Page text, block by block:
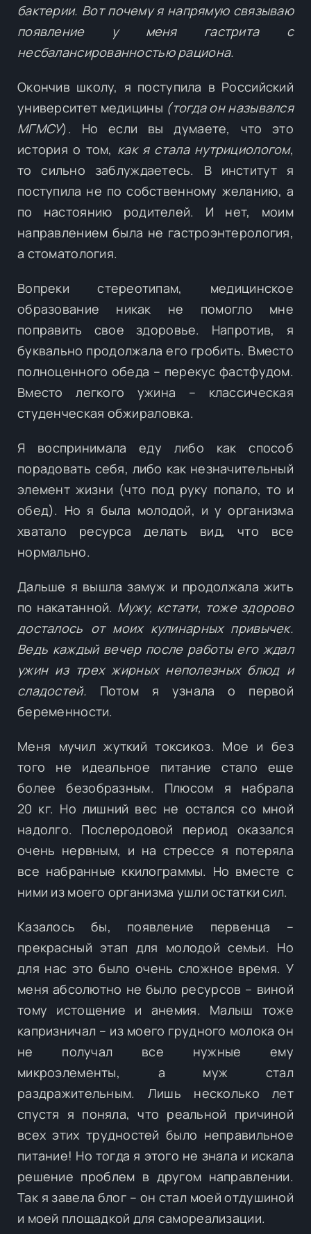
бактерии. Вот почему я напрямую связываю
появление у меня гастрита с
несбалансированностью рациона.
Окончив школу, я поступила в Российский
университет медицины (тогда он назывался
МГМСУ). Но если вы думаете, что это
история о том, как я стала нутрициологом,
то сильно заблуждаетесь. В институт я
поступила не по собственному желанию, а
по настоянию родителей. И нет, моим
направлением была не гастроэнтерология,
а стоматология.
Вопреки стереотипам, медицинское
образование никак не помогло мне
поправить свое здоровье. Напротив, я
буквально продолжала его гробить. Вместо
полноценного обеда – перекус фастфудом.
Вместо легкого ужина – классическая
студенческая обжираловка.
Я воспринимала еду либо как способ
порадовать себя, либо как незначительный
элемент жизни (что под руку попало, то и
обед). Но я была молодой, и у организма
хватало ресурса делать вид, что все
нормально.
Дальше я вышла замуж и продолжала жить
по накатанной. Мужу, кстати, тоже здорово
досталось от моих кулинарных привычек.
Ведь каждый вечер после работы его ждал
ужин из трех жирных неполезных блюд и
сладостей. Потом я узнала о первой
беременности.
Меня мучил жуткий токсикоз. Мое и без
того не идеальное питание стало еще
более безобразным. Плюсом я набрала
20 кг. Но лишний вес не остался со мной
надолго. Послеродовой период оказался
очень нервным, и на стрессе я потеряла
все набранные ккилограммы. Но вместе с
ними из моего организма ушли остатки сил.
Казалось бы, появление первенца –
прекрасный этап для молодой семьи. Но
для нас это было очень сложное время. У
меня абсолютно не было ресурсов – виной
тому истощение и анемия. Малыш тоже
капризничал – из моего грудного молока он
не получал все нужные ему
микроэлементы, а муж стал
раздражительным. Лишь несколько лет
спустя я поняла, что реальной причиной
всех этих трудностей было неправильное
питание! Но тогда я этого не знала и искала
решение проблем в другом направлении.
Так я завела блог – он стал моей отдушиной
и моей площадкой для самореализации.